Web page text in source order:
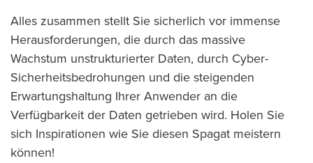
Alles zusammen stellt Sie sicherlich vor immense
Herausforderungen, die durch das massive
Wachstum unstrukturierter Daten, durch Cyber-
Sicherheitsbedrohungen und die steigenden
Erwartungshaltung Ihrer Anwender an die
Verfügbarkeit der Daten getrieben wird. Holen Sie
sich Inspirationen wie Sie diesen Spagat meistern
können!